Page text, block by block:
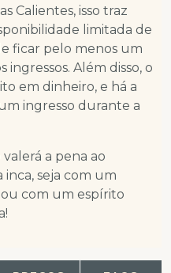
Calientes, isso traz
limitada de
ficar pelo menos um
ingressos. Além disso, o
em dinheiro, e há a
ingresso durante a
a pena ao
seja com um
com um espírito